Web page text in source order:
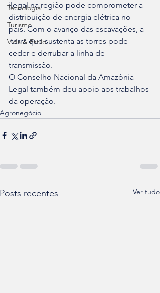
Tecnologia
Turismo
Vida & Estilo
ilegal na região pode comprometer a
distribuição de energia elétrica no
país. Com o avanço das escavações, a
terra que sustenta as torres pode
ceder e derrubar a linha de
transmissão.
O Conselho Nacional da Amazônia
Legal também deu apoio aos trabalhos
da operação.
Agronegócio
Posts recentes Ver tudo